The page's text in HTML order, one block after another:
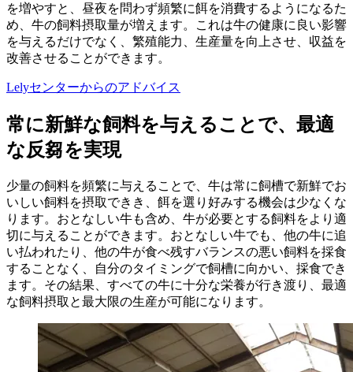
を増やすと、昼夜を問わず頻繁に餌を消費するようになるた
め、牛の飼料摂取量が増えます。これは牛の健康に良い影響
を与えるだけでなく、繁殖能力、生産量を向上させ、収益を
改善させることができます。
Lelyセンターからのアドバイス
常に新鮮な飼料を与えることで、最適
な反芻を実現
少量の飼料を頻繁に与えることで、牛は常に飼槽で新鮮でお
いしい飼料を摂取できき、餌を選り好みする機会は少なくな
ります。おとなしい牛も含め、牛が必要とする飼料をより適
切に与えることができます。おとなしい牛でも、他の牛に追
い払われたり、他の牛が食べ残すバランスの悪い飼料を採食
することなく、自分のタイミングで飼槽に向かい、採食でき
ます。その結果、すべての牛に十分な栄養が行き渡り、最適
な飼料摂取と最大限の生産が可能になります。